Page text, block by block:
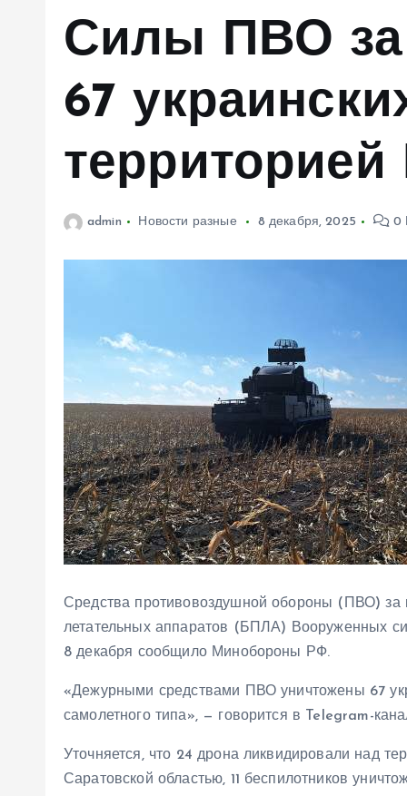
Силы ПВО за
67
территорией
admin Новости разные 8 декабря, 2025 0
Средства противовоздушной обороны (ПВО)
летательных аппаратов (БПЛА) Вооруженных
8 декабря сообщило Минобороны РФ.
«Дежурными средствами ПВО уничтожены 67
самолетного типа», — говорится в Telegram-
Уточняется, что 24 дрона ликвидировали над
Саратовской областью, 11 беспилотников